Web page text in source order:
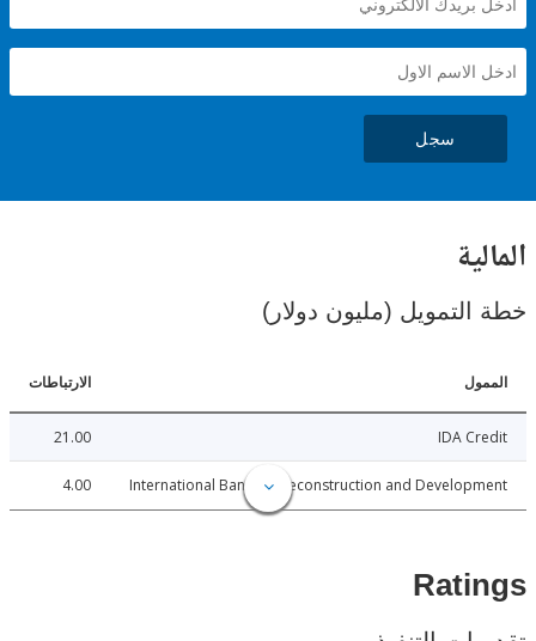
(مليون دولار)
الارتباطات
IDA
International Bank for Reconstruction and
4.00